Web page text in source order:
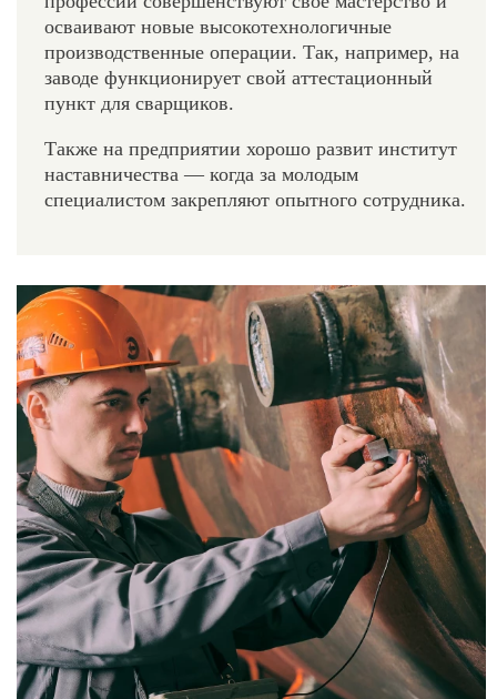
осваивают новые высокотехнологичные
производственные операции. Так, например, на
заводе функционирует свой аттестационный
пункт для сварщиков.
Также на предприятии хорошо развит институт
наставничества — когда за молодым
специалистом закрепляют опытного сотрудника.